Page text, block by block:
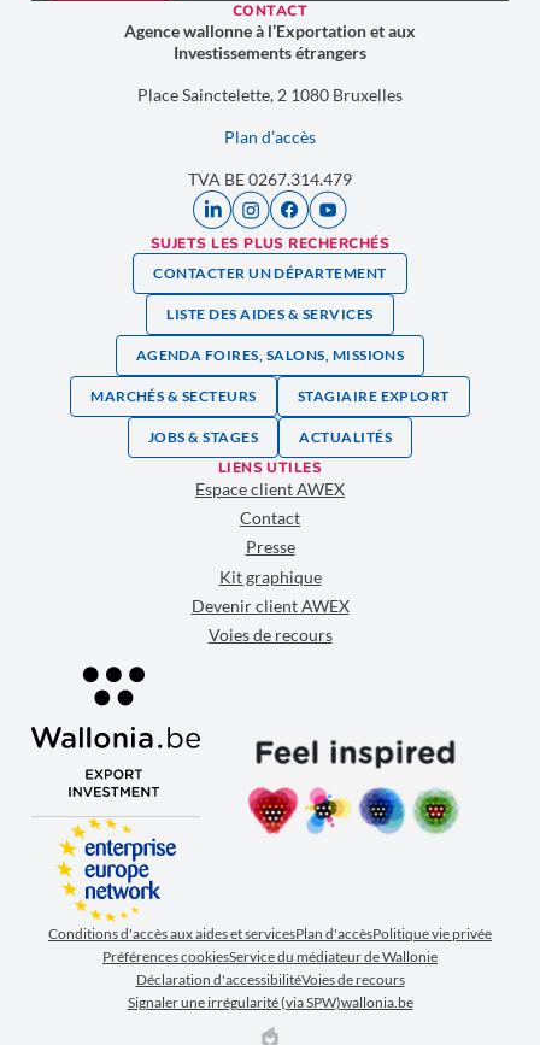
CONTACT
Agence wallonne à l’Exportation et aux
Investissements étrangers
Place Sainctelette, 2 1080 Bruxelles
Plan d’accès
TVA BE 0267.314.479
SUJETS LES PLUS RECHERCHÉS
CONTACTER UN DÉPARTEMENT
LISTE DES AIDES & SERVICES
AGENDA FOIRES, SALONS, MISSIONS
MARCHÉS & SECTEURS STAGIAIRE EXPLORT
JOBS & STAGES ACTUALITÉS
LIENS UTILES
Espace client AWEX
Contact
Presse
Kit graphique
Devenir client AWEX
Voies de recours
Conditions d'accès aux aides et servicesPlan d'accèsPolitique vie privée
Préférences cookiesService du médiateur de Wallonie
Déclaration d'accessibilitéVoies de recours
Signaler une irrégularité (via SPW)wallonia.be